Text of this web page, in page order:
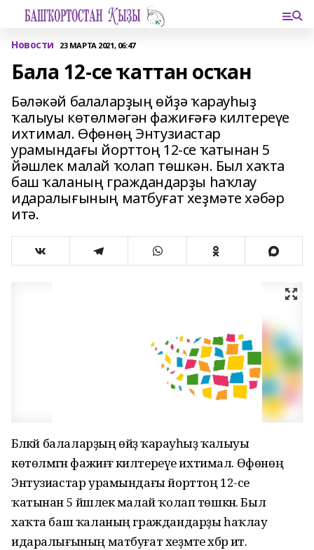
Новости 23 МАРТА 2021, 06:47
Бала 12-се ҡаттан осҡан
Бәләкәй балаларҙың өйҙә ҡарауһыҙ
ҡалыуы көтөлмәгән фажиғәғә килтереүе
ихтимал. Өфөнөң Энтузиастар
урамындағы йорттоң 12-се ҡатынан 5
йәшлек малай ҡолап төшкән. Был хаҡта
баш ҡаланың граждандарҙы һаҡлау
идаралығының матбуғат хеҙмәте хәбәр
итә.
Бәләкәй балаларҙың өйҙә ҡарауһыҙ ҡалыуы
көтөлмәгән фажиғәғә килтереүе ихтимал. Өфөнөң
Энтузиастар урамындағы йорттоң 12-се
ҡатынан 5 йәшлек малай ҡолап төшкән. Был
хаҡта баш ҡаланың граждандарҙы һаҡлау
идаралығының матбуғат хеҙмәте хәбәр итә.